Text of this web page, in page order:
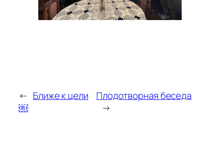
← Ближе к цели
￼
Плодотворная беседа
→